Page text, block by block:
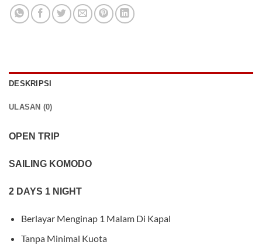
DESKRIPSI
ULASAN (0)
OPEN TRIP
SAILING KOMODO
2 DAYS 1 NIGHT
Berlayar Menginap 1 Malam Di Kapal
Tanpa Minimal Kuota